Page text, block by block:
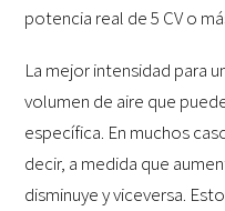
potencia real de 5 CV o
La mejor intensidad para
volumen de aire que
específica. En muchos
decir, a medida que
disminuye y viceversa.